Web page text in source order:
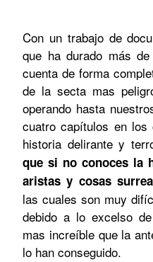
Con un trabajo de
que ha durado más
cuenta de forma
de la secta mas
operando hasta
cuatro capítulos en
historia delirante y
que si no conoces la
aristas y cosas
las cuales son muy
debido a lo excelso
mas increíble que la
lo han conseguido.